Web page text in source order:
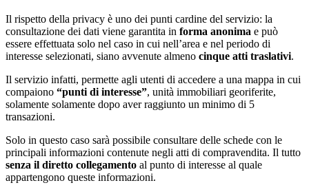
Il rispetto della privacy è uno dei punti cardine del servizio: la
consultazione dei dati viene garantita in forma anonima e può
essere effettuata solo nel caso in cui nell’area e nel periodo di
interesse selezionati, siano avvenute almeno cinque atti traslativi.
Il servizio infatti, permette agli utenti di accedere a una mappa in cui
compaiono “punti di interesse”, unità immobiliari georiferite,
solamente solamente dopo aver raggiunto un minimo di 5
transazioni.
Solo in questo caso sarà possibile consultare delle schede con le
principali informazioni contenute negli atti di compravendita. Il tutto
senza il diretto collegamento al punto di interesse al quale
appartengono queste informazioni.